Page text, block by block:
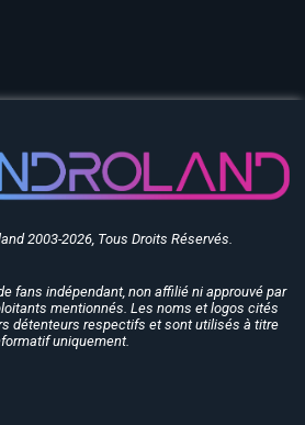
2003-2026, Tous Droits Réservés.
fans indépendant, non affilié ni approuvé par
mentionnés. Les noms et logos cités
détenteurs respectifs et sont utilisés à titre
uniquement.